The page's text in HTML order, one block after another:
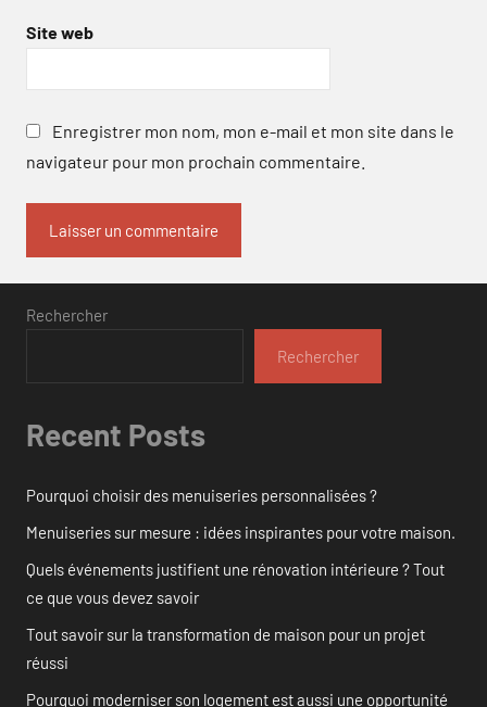
Site web
Enregistrer mon nom, mon e-mail et mon site dans le
navigateur pour mon prochain commentaire.
Rechercher
Rechercher
Recent Posts
Pourquoi choisir des menuiseries personnalisées ?
Menuiseries sur mesure : idées inspirantes pour votre maison.
Quels événements justifient une rénovation intérieure ? Tout
ce que vous devez savoir
Tout savoir sur la transformation de maison pour un projet
réussi
Pourquoi moderniser son logement est aussi une opportunité